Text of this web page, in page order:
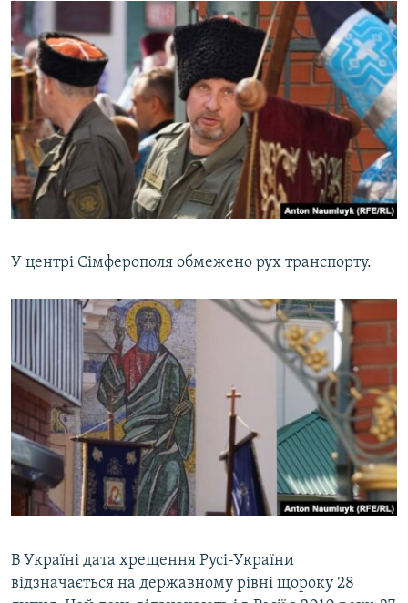
У центрі Сімферополя обмежено рух транспорту.
В Україні дата хрещення Русі-України
відзначається на державному рівні щороку 28